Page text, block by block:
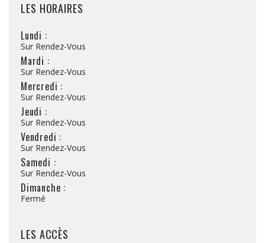
LES HORAIRES
Lundi :
Sur Rendez-Vous
Mardi :
Sur Rendez-Vous
Mercredi :
Sur Rendez-Vous
Jeudi :
Sur Rendez-Vous
Vendredi :
Sur Rendez-Vous
Samedi :
Sur Rendez-Vous
Dimanche :
Fermé
LES ACCÈS